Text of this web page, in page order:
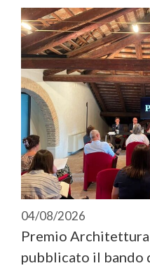
04/08/2026
Premio
pubblicato il bando